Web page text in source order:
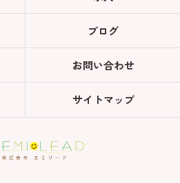
ブログ
お問い合わせ
サイトマップ